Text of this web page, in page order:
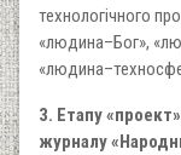
технологічного
«людина–Бог»,
3. Етапу
журналу